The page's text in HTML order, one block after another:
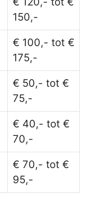
150,-
€ 100,- tot €
175,-
€ 50,- tot €
75,-
€ 40,- tot €
70,-
€ 70,- tot €
95,-